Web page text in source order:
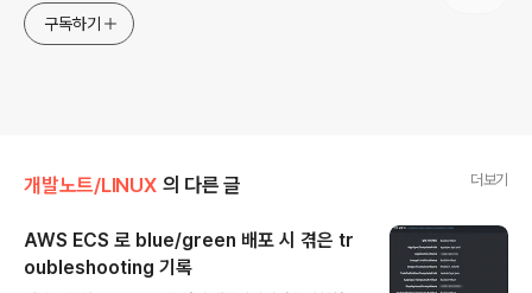
구독하기
개발노트/LINUX 의 다른 글 더보기
AWS ECS 로 blue/green 배포 시 겪은 tr
oubleshooting 기록